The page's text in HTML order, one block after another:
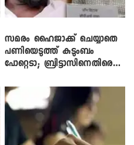
സമരം ഹൈജാക്ക് ചെയ്യാതെ
പണിയെടുത്ത് കുടുംബം
പോറ്റെടാ; ബ്രിട്ടാസിനെതിരെ